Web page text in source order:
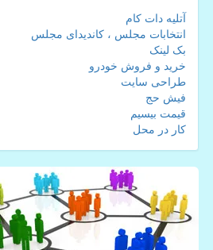
آتلیه دات کام
انتخابات مجلس ، کاندیدای مجلس
بک لینک
خرید و فروش خودرو
طراحی سایت
فیش حج
قیمت بیسیم
کار در محل